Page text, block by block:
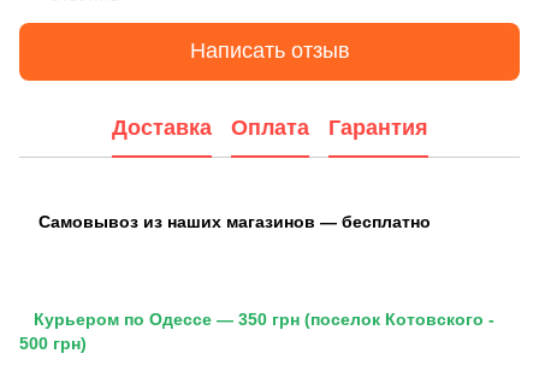
Написать отзыв
Доставка Оплата Гарантия
Самовывоз из наших магазинов — бесплатно
Курьером по Одессе — 350 грн (поселок Котовского -
500 грн)